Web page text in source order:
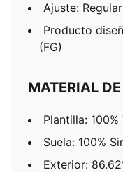
Ajuste:
Producto
(FG)
MATERIAL
Plantilla: 100%
Suela: 100%
Exterior: